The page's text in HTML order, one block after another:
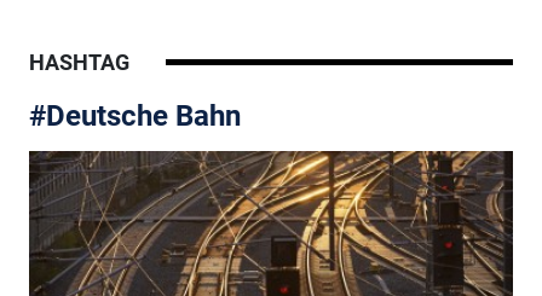
HASHTAG
#Deutsche Bahn